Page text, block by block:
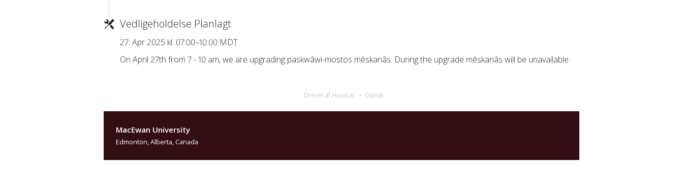
Vedligeholdelse Planlagt
27. Apr 2025 kl. 07:00–10:00 MDT
On April 27th from 7 - 10 am, we are upgrading paskwâwi-mostos mêskanâs. During the upgrade mêskanâs will be unavailable.
Drevet af Hund.io Dansk
MacEwan University
Edmonton, Alberta, Canada